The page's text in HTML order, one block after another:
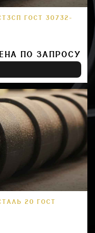
ГОСТ 30732-
ПО ЗАПРОСУ
20 ГОСТ